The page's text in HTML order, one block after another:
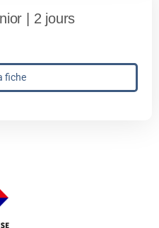
| 2 jours
fiche